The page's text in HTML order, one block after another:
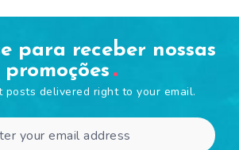
para receber nossas
promoções
posts delivered right to your email.